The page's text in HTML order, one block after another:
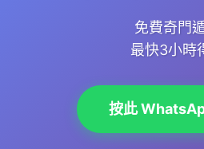
，2026年嘅 亦需要特別
互相促進；但如果八字相衝，就
摩擦，建議透過
搵到
婚運勢因人而異，但透過紫微鬥
免費奇門
最快3小時
按此